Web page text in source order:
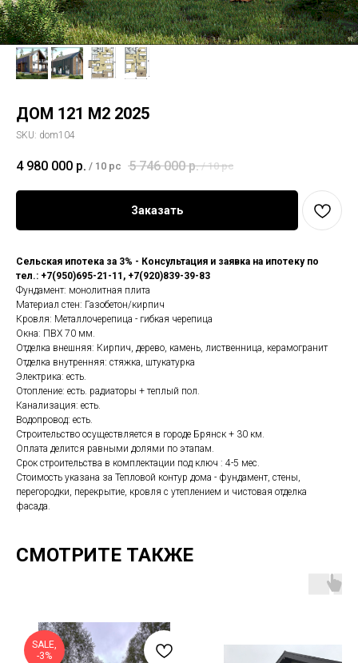
ДОМ 121 М2 2025
SKU: dom104
4 980 000 р. / 10 pc 5 746 000 р. / 10 pc
Заказать
Сельская ипотека за 3% - Консультация и заявка на ипотеку по
тел.: +7(950)695-21-11, +7(920)839-39-83
Фундамент: монолитная плита
Материал стен: Газобетон/кирпич
Кровля: Металлочерепица - гибкая черепица
Окна: ПВХ 70 мм.
Отделка внешняя: Кирпич, дерево, камень, лиственница, керамогранит
Отделка внутренняя: стяжка, штукатурка
Электрика: есть.
Отопление: есть. радиаторы + теплый пол.
Канализация: есть.
Водопровод: есть.
Строительство осуществляется в городе Брянск + 30 км.
Оплата делится равными долями по этапам.
Срок строительства в комплектации под ключ : 4-5 мес.
Стоимость указана за Тепловой контур дома - фундамент, стены,
перегородки, перекрытие, кровля с утеплением и чистовая отделка
фасада.
СМОТРИТЕ ТАКЖЕ
SALE,
-3%